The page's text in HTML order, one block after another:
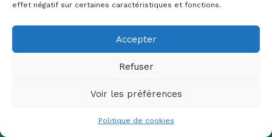
effet négatif sur certaines caractéristiques et fonctions.
Accepter
Refuser
Voir les préférences
Politique de cookies
Mentions légales
RGPD
Copyright © 2026 Crige PACA